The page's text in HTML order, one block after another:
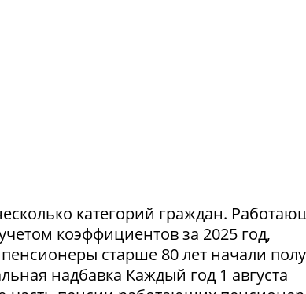
категорий граждан.
коэффициентов за 2025 год,
старше 80 лет начали
надбавка Каждый год 1 августа